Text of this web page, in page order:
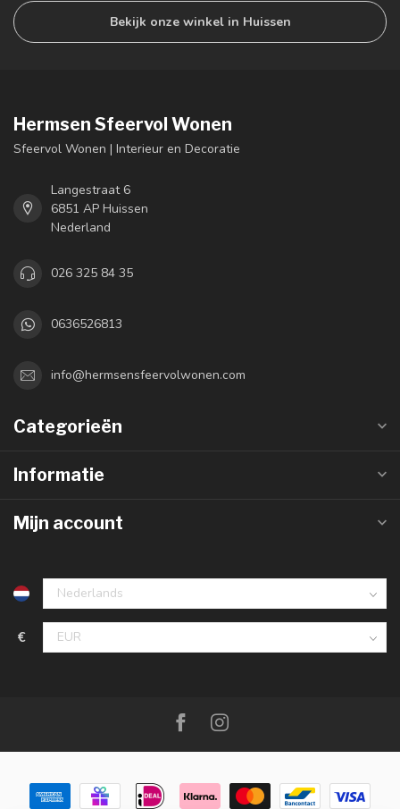
Bekijk onze winkel in Huissen
Hermsen Sfeervol Wonen
Sfeervol Wonen | Interieur en Decoratie
Langestraat 6
6851 AP Huissen
Nederland
026 325 84 35
0636526813
info@hermsensfeervolwonen.com
Categorieën
Informatie
Mijn account
€